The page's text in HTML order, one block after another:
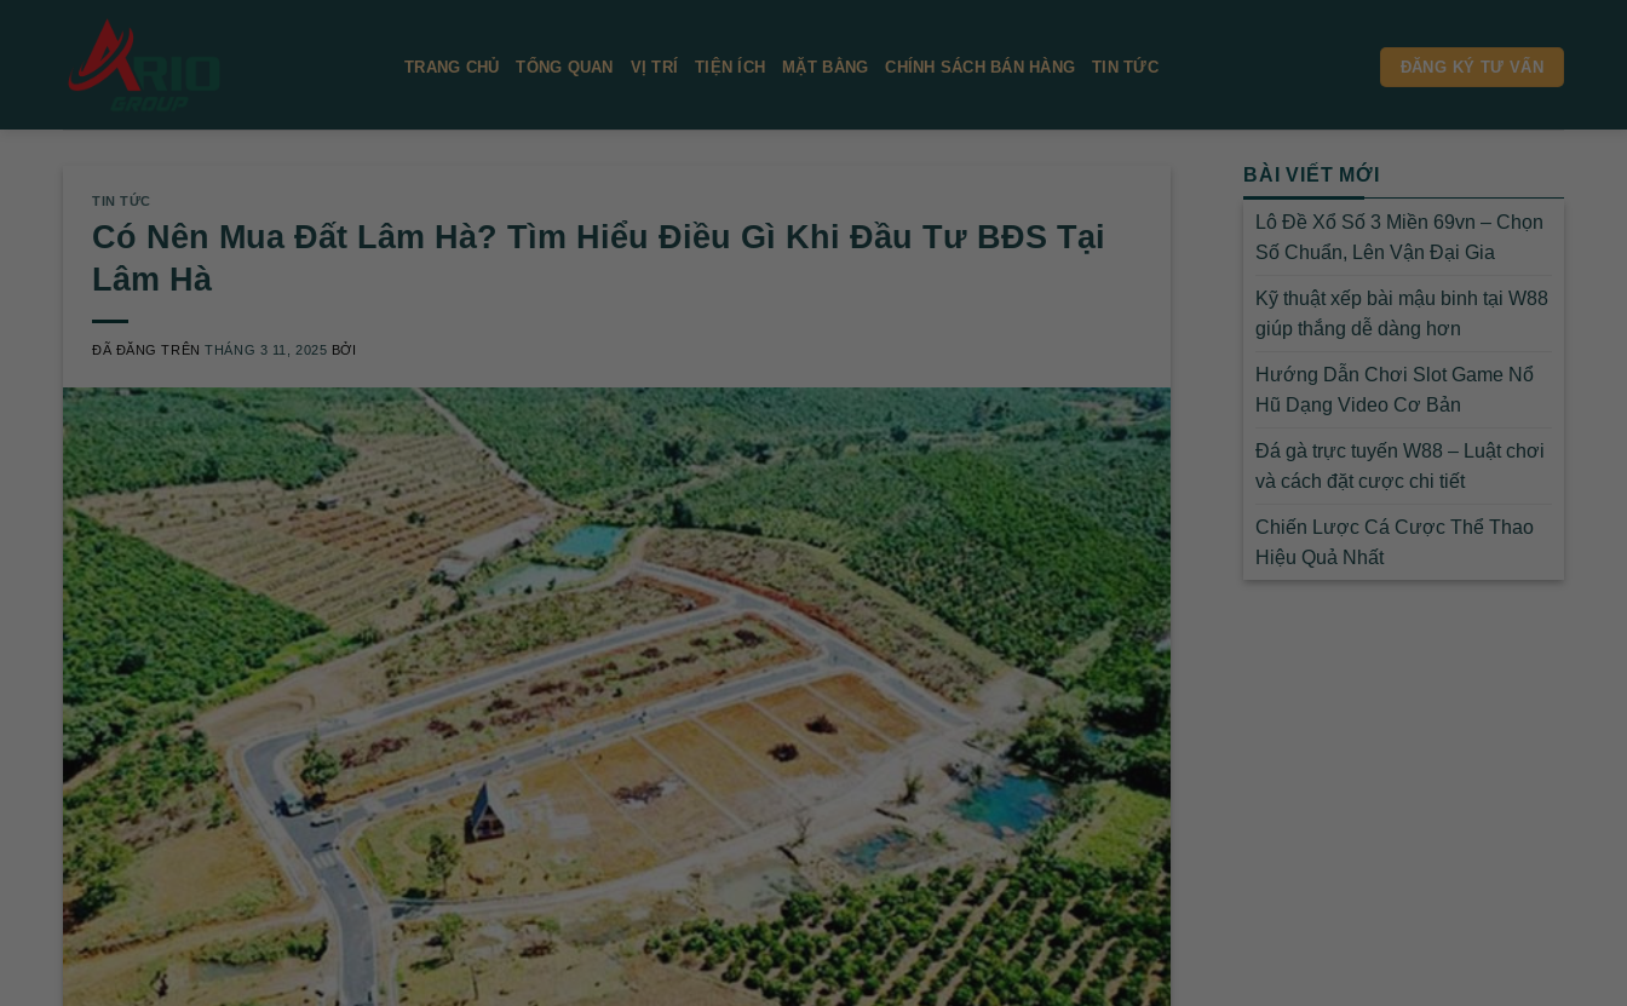
TRANG CHỦ TỔNG QUAN VỊ TRÍ TIỆN ÍCH MẶT BẰNG CHÍNH SÁCH BÁN HÀNG TIN TỨC ĐĂNG KÝ TƯ VẤN
TIN TỨC
Có Nên Mua Đất Lâm Hà? Tìm Hiểu Điều Gì Khi Đầu Tư BĐS Tại
Lâm Hà
ĐÃ ĐĂNG TRÊNTHÁNG 3 11, 2025 BỞI
BÀI VIẾT MỚI
Lô Đề Xổ Số 3 Miền 69vn – Chọn
Số Chuẩn, Lên Vận Đại Gia
Kỹ thuật xếp bài mậu binh tại W88
giúp thắng dễ dàng hơn
Hướng Dẫn Chơi Slot Game Nổ
Hũ Dạng Video Cơ Bản
Đá gà trực tuyến W88 – Luật chơi
và cách đặt cược chi tiết
Chiến Lược Cá Cược Thể Thao
Hiệu Quả Nhất